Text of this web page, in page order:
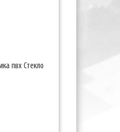
пвх Стекло